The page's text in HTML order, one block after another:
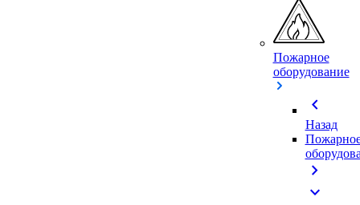
Пожарное
оборудование
chevron_left
Назад
chevron_right
expand_more